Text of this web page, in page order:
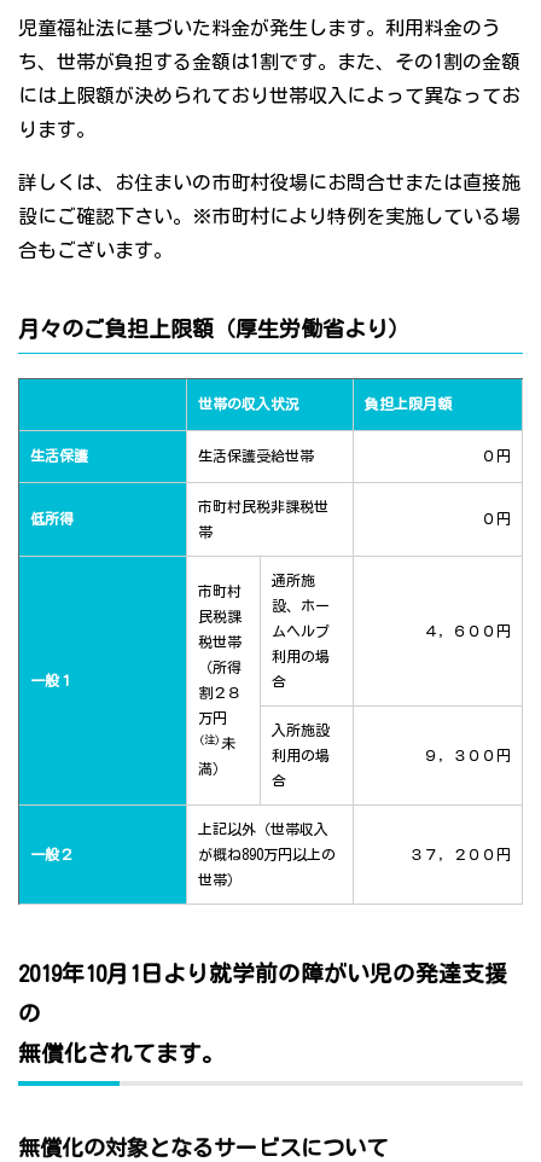
児童福祉法に基づいた料金が発生します。利用料金のう
ち、世帯が負担する金額は1割です。また、その1割の金額
には上限額が決められており世帯収入によって異なってお
ります。
詳しくは、お住まいの市町村役場にお問合せまたは直接施
設にご確認下さい。※市町村により特例を実施している場
合もございます。
月々のご負担上限額（厚生労働省より）
世帯の収入状況 負担上限月額
生活保護 生活保護受給世帯 ０円
低所得
市町村民税非課税世
帯
０円
一般１
市町村
民税課
税世帯
（所得
割２８
万円
(注) 未
満）
通所施
設、ホー
ムヘルプ
利用の場
合
４，６００円
入所施設
利用の場
合
９，３００円
一般２
上記以外（世帯収入
が概ね890万円以上の
世帯）
３７，２００円
2019年10月1日より就学前の障がい児の発達支援
の
無償化されてます。
無償化の対象となるサービスについて